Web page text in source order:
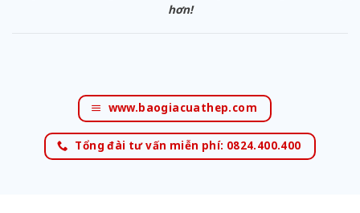
hơn!
www.baogiacuathep.com
Tổng đài tư vấn miễn phí: 0824.400.400